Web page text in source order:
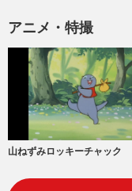
アニメ・特撮
山ねずみロッキーチャック